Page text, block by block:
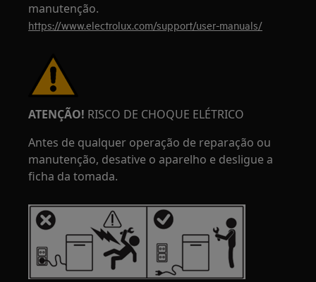
manutenção.
https://www.electrolux.com/support/user-manuals/
ATENÇÃO! RISCO DE CHOQUE ELÉTRICO
Antes de qualquer operação de reparação ou
manutenção, desative o aparelho e desligue a
ficha da tomada.